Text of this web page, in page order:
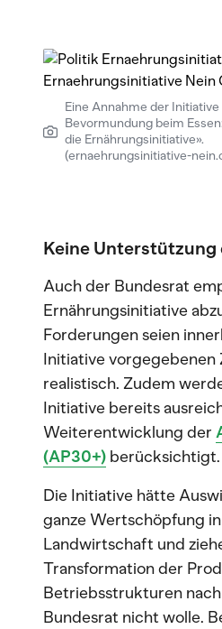
Eine Annahme der Initiative
Bevormundung beim
die Ernährungsinitiative».
(ernaehrungsinitiative-
Keine Unterstützung
Auch der Bundesrat
Ernährungsinitiative
Forderungen seien
Initiative vorgegebenen
realistisch. Zudem
Initiative bereits
Weiterentwicklung der
(AP30+) berücksichtigt.
Die Initiative hätte
ganze Wertschöpfung
Landwirtschaft und
Transformation der
Betriebsstrukturen
Bundesrat nicht wolle.